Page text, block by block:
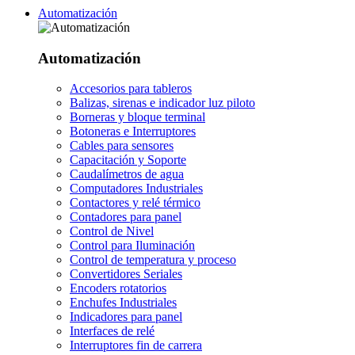
Automatización
Automatización
Accesorios para tableros
Balizas, sirenas e indicador luz piloto
Borneras y bloque terminal
Botoneras e Interruptores
Cables para sensores
Capacitación y Soporte
Caudalímetros de agua
Computadores Industriales
Contactores y relé térmico
Contadores para panel
Control de Nivel
Control para Iluminación
Control de temperatura y proceso
Convertidores Seriales
Encoders rotatorios
Enchufes Industriales
Indicadores para panel
Interfaces de relé
Interruptores fin de carrera